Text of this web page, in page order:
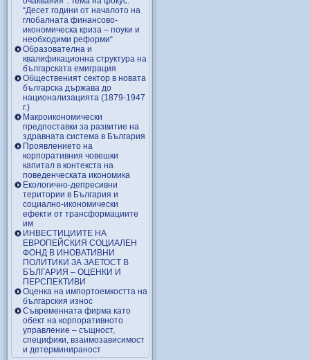
“Десет години от началото на
глобалната финансово-
икономическа криза – поуки и
необходими реформи“
Образователна и
квалификационна структура на
българската емиграция
Общественият сектор в новата
българска държава до
национализацията (1879-1947
г.)
Макроикономически
предпоставки за развитие на
здравната система в България
Проявлението на
корпоративния човешки
капитал в контекста на
поведенческата икономика
Екологично-депресивни
територии в България и
социално-икономически
ефекти от трансформациите
им
ИНВЕСТИЦИИТЕ НА
ЕВРОПЕЙСКИЯ СОЦИАЛЕН
ФОНД В ИНОВАТИВНИ
ПОЛИТИКИ ЗА ЗАЕТОСТ В
БЪЛГАРИЯ – OЦЕНКИ И
ПЕРСПЕКТИВИ
Оценка на импортоемкостта на
българския износ
Съвременната фирма като
обект на корпоративното
управление – същност,
специфики, взаимозависимост
и детерминираност